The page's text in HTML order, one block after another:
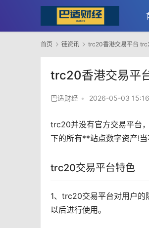
首页 链资讯 trc20香港交易平台
trc20香港交易平
巴适财经 • 2026-05-03
trc20并没有官方交易平台
下的所有**站点数字资产!当
trc20交易平台特色
1、trc20交易平台对用户的
以后进行使用。